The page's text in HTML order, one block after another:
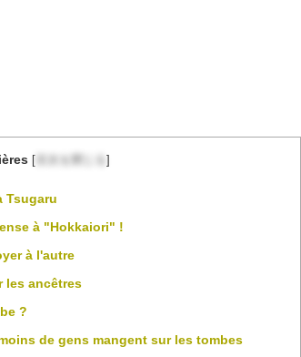
[ 目次を閉じる]
Tsugaru
à "Hokkaiori" !
à l'autre
les ancêtres
?
de gens mangent sur les tombes